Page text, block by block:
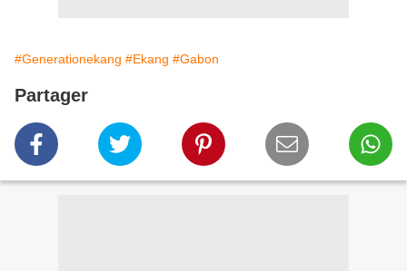
#Generationekang #Ekang #Gabon
Partager